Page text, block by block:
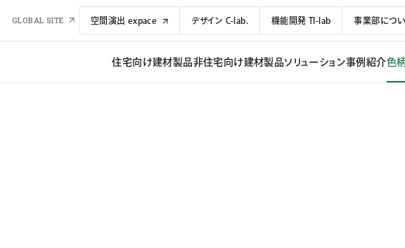
GLOBAL SITE 空間演出 expace デザイン C-lab. 機能開発 TI-lab 事業部につ
住宅向け建材​​製品非住宅向け建材​​製品ソリューション事例紹介色